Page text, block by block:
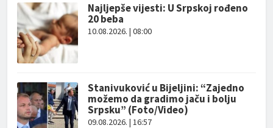
Najljepše vijesti: U Srpskoj rođeno
20 beba
10.08.2026. | 08:00
Stanivuković u Bijeljini: “Zajedno
možemo da gradimo jaču i bolju
Srpsku” (Foto/Video)
09.08.2026. | 16:57